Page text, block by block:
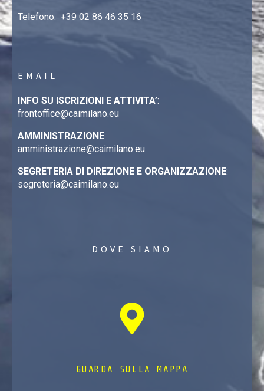
Telefono: +39 02 86 46 35 16
EMAIL
INFO SU ISCRIZIONI E ATTIVITA’:
frontoffice@caimilano.eu
AMMINISTRAZIONE:
amministrazione@caimilano.eu
SEGRETERIA DI DIREZIONE E ORGANIZZAZIONE:
segreteria@caimilano.eu
DOVE SIAMO
GUARDA SULLA MAPPA